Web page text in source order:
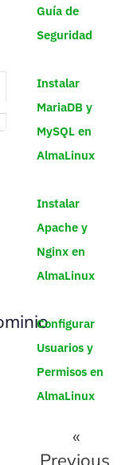
Guía de
Seguridad
Instalar
MariaDB y
MySQL en
AlmaLinux
Instalar
Apache y
Nginx en
AlmaLinux
Configurar
Usuarios y
Permisos en
AlmaLinux
«
Previous